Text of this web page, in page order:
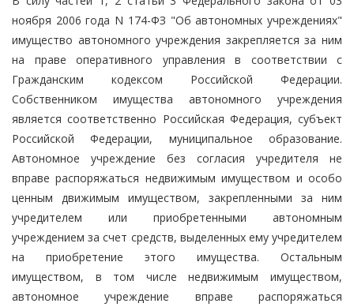
ноября 2006 года N 174-ФЗ "Об автономных учреждениях"
имущество автономного учреждения закрепляется за ним
на праве оперативного управления в соответствии с
Гражданским кодексом Российской Федерации.
Собственником имущества автономного учреждения
является соответственно Российская Федерация, субъект
Российской Федерации, муниципальное образование.
Автономное учреждение без согласия учредителя не
вправе распоряжаться недвижимым имуществом и особо
ценным движимым имуществом, закрепленными за ним
учредителем или приобретенными автономным
учреждением за счет средств, выделенных ему учредителем
на приобретение этого имущества. Остальным
имуществом, в том числе недвижимым имуществом,
автономное учреждение вправе распоряжаться